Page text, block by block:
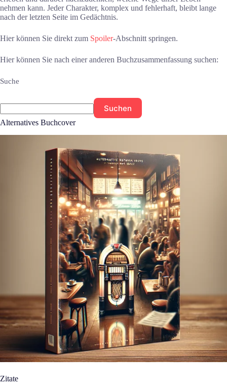
nehmen kann. Jeder Charakter, komplex und fehlerhaft, bleibt lange
nach der letzten Seite im Gedächtnis.
Hier können Sie direkt zum Spoiler-Abschnitt springen.
Hier können Sie nach einer anderen Buchzusammenfassung suchen:
Suche
Suchen
Alternatives Buchcover
Zitate